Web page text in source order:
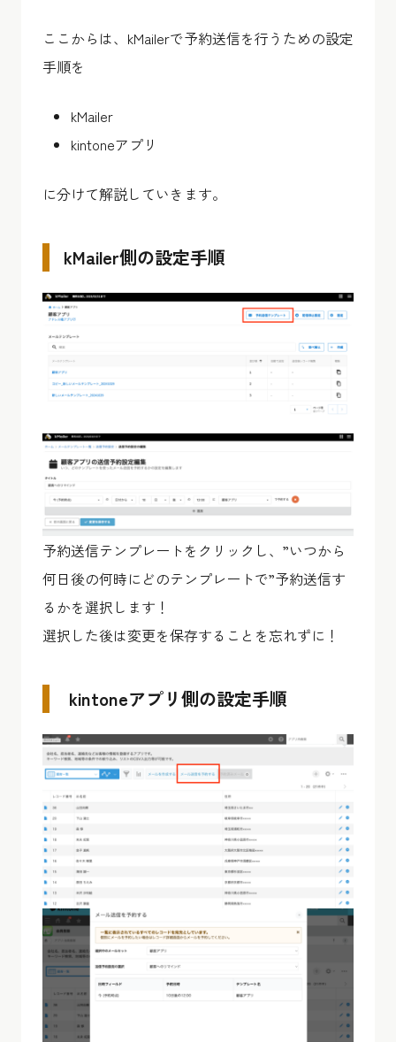
ここからは、kMailerで予約送信を行うための設定
手順を
kMailer
kintoneアプリ
に分けて解説していきます。
kMailer側の設定手順
予約送信テンプレートをクリックし、”いつから
何日後の何時にどのテンプレートで”予約送信す
るかを選択します！
選択した後は変更を保存することを忘れずに！
kintoneアプリ側の設定手順